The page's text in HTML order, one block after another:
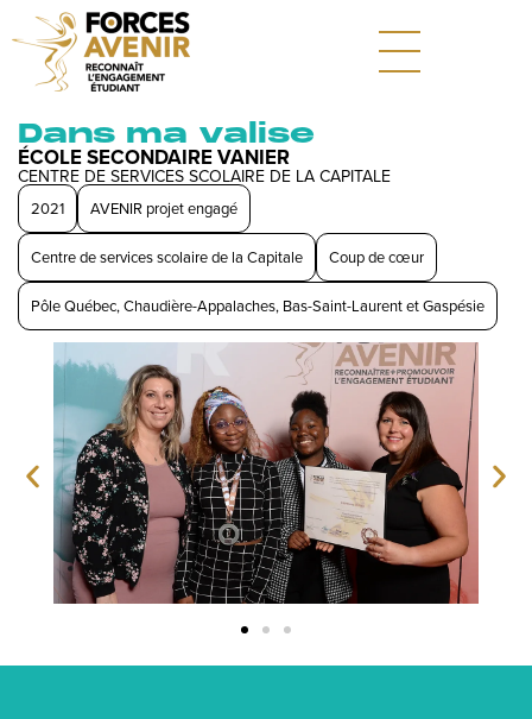
Dans ma valise
ÉCOLE SECONDAIRE VANIER
CENTRE DE SERVICES SCOLAIRE DE LA CAPITALE
2021 AVENIR projet engagé
Centre de services scolaire de la Capitale Coup de cœur
Pôle Québec, Chaudière-Appalaches, Bas-Saint-Laurent et Gaspésie